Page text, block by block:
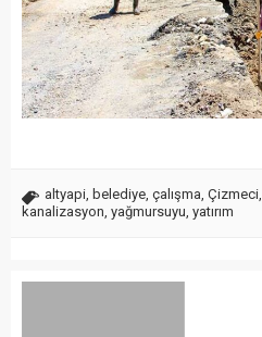
altyapi, belediye, çalışma, Çizmeci,
kanalizasyon, yağmursuyu, yatırım